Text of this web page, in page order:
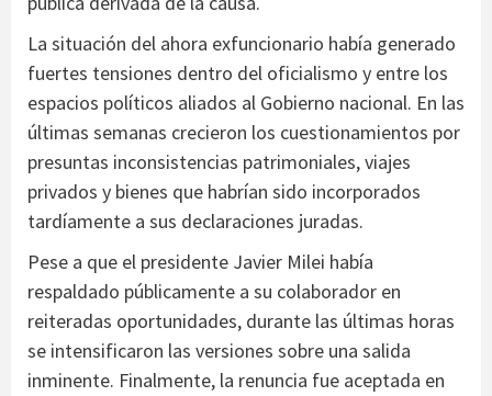
La situación del ahora exfuncionario había generado
fuertes tensiones dentro del oficialismo y entre los
espacios políticos aliados al Gobierno nacional. En las
últimas semanas crecieron los cuestionamientos por
presuntas inconsistencias patrimoniales, viajes
privados y bienes que habrían sido incorporados
tardíamente a sus declaraciones juradas.
Pese a que el presidente Javier Milei había
respaldado públicamente a su colaborador en
reiteradas oportunidades, durante las últimas horas
se intensificaron las versiones sobre una salida
inminente. Finalmente, la renuncia fue aceptada en